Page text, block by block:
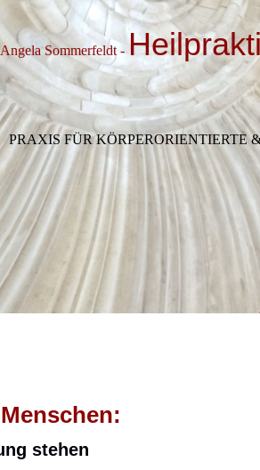
Angela Sommerfeldt -
PRAXIS FÜR KÖRPERORIENTIERTE
stehen